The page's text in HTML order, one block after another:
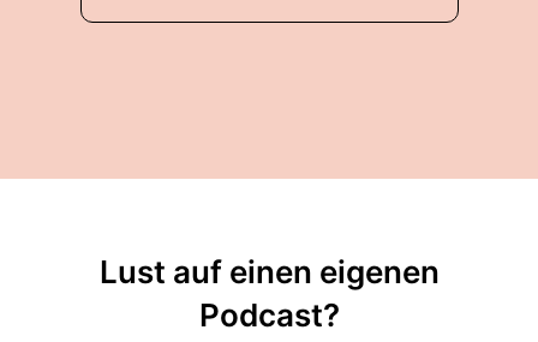
Lust auf einen eigenen
Podcast?